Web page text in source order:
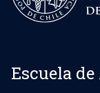
Escuela